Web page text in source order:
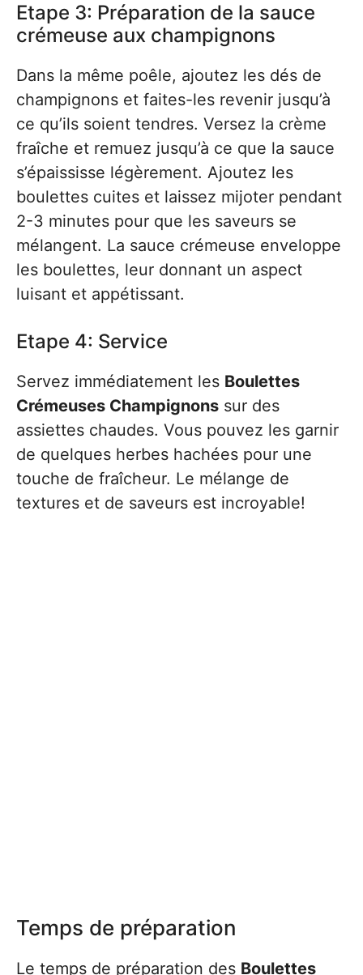
Etape 3: Préparation de la sauce
crémeuse aux champignons
Dans la même poêle, ajoutez les dés de
champignons et faites-les revenir jusqu’à
ce qu’ils soient tendres. Versez la crème
fraîche et remuez jusqu’à ce que la sauce
s’épaississe légèrement. Ajoutez les
boulettes cuites et laissez mijoter pendant
2-3 minutes pour que les saveurs se
mélangent. La sauce crémeuse enveloppe
les boulettes, leur donnant un aspect
luisant et appétissant.
Etape 4: Service
Servez immédiatement les Boulettes
Crémeuses Champignons sur des
assiettes chaudes. Vous pouvez les garnir
de quelques herbes hachées pour une
touche de fraîcheur. Le mélange de
textures et de saveurs est incroyable!
Temps de préparation
Le temps de préparation des Boulettes